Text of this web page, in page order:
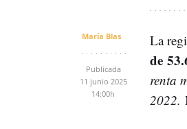
María Blas
Publicada
11 junio 2025
14:00h
La
de
renta
2022.